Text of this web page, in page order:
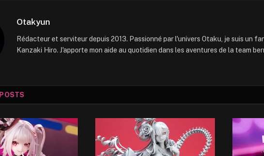
Otakyun
Rédacteur et serviteur depuis 2013. Passionné par l'univers Otaku, je suis un
Kanzaki Hiro. J'apporte mon aide au quotidien dans les aventures de la team
POSTS